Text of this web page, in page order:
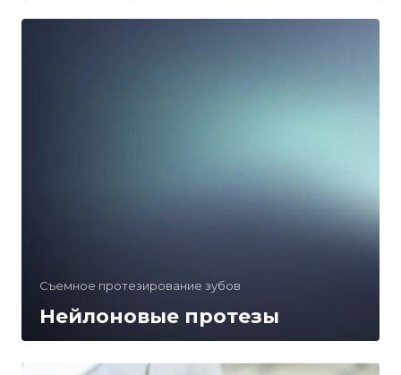
Съемное протезирование зубов
Нейлоновые протезы